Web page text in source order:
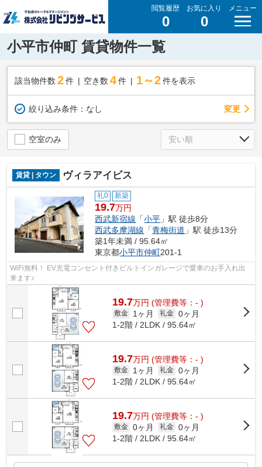
閲覧履歴
0
お気に入り
0
メニュー
小平市仲町 賃貸物件一覧
該当物件数 2件 空き数 4 件 1～2 件を表示
絞り込み条件： なし 変更
空室のみ
賃貸 | タウン ヴィラアイビス
礼0 新築
19.7万円
西武新宿線 「小平 」駅 徒歩8分
西武多摩湖線 「青梅街道 」駅 徒歩13分
築1年未満 / 95.64㎡
東京都小平市仲町201-1
WiFi無料！ EV充電コンセント付きビルトインガレージで愛車のお手入れ出
来ます♪
19.7万円 (管理費等：- )
敷金 1ヶ月 礼金 0ヶ月
1-2階 / 2LDK / 95.64㎡
19.7万円 (管理費等：- )
敷金 1ヶ月 礼金 0ヶ月
1-2階 / 2LDK / 95.64㎡
19.7万円 (管理費等：- )
敷金 0ヶ月 礼金 0ヶ月
1-2階 / 2LDK / 95.64㎡